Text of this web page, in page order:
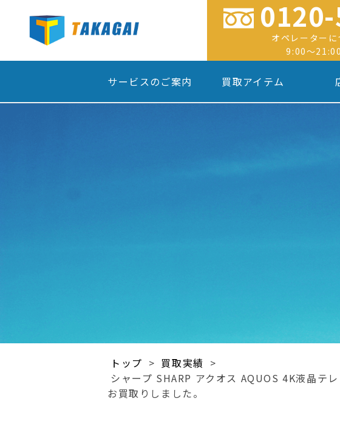
オペレーター
9:00〜
サービスのご案内 買取アイテム
トップ > 買取実績 >
シャープ SHARP アクオス AQUOS 4K液晶テ
お買取りしました。